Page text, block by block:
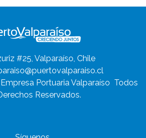
#25, Valparaíso, Chile
Portuaria Valparaíso Todos
Reservados.